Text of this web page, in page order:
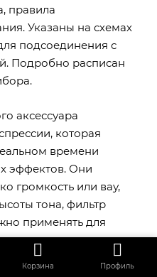
правила
Указаны на схемах
подсоединения с
Подробно расписан
аксессуара
которая
времени
эффектов. Они
громкость или вау,
тона, фильтр
применять для
и
и
Корзина Профиль